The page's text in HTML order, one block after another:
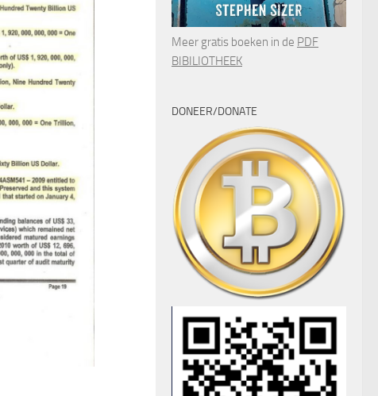
Meer gratis boeken in de PDF
BIBILIOTHEEK
DONEER/DONATE